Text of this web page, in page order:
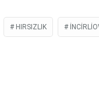
HIRSIZLIK